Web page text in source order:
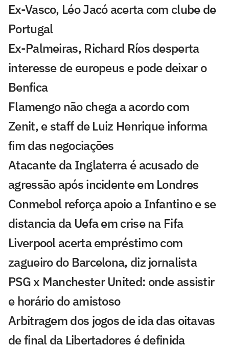
Ex-Vasco, Léo Jacó acerta com clube de
Portugal
Ex-Palmeiras, Richard Ríos desperta
interesse de europeus e pode deixar o
Benfica
Flamengo não chega a acordo com
Zenit, e staff de Luiz Henrique informa
fim das negociações
Atacante da Inglaterra é acusado de
agressão após incidente em Londres
Conmebol reforça apoio a Infantino e se
distancia da Uefa em crise na Fifa
Liverpool acerta empréstimo com
zagueiro do Barcelona, diz jornalista
PSG x Manchester United: onde assistir
e horário do amistoso
Arbitragem dos jogos de ida das oitavas
de final da Libertadores é definida